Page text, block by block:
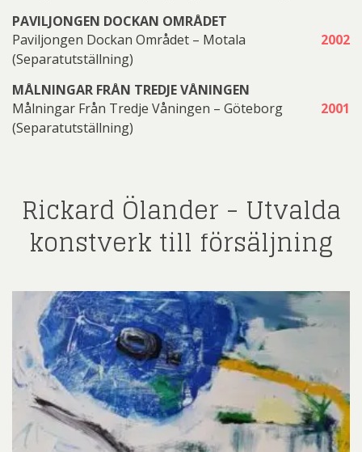
PAVILJONGEN DOCKAN OMRÅDET
Paviljongen Dockan Området – Motala
(Separatutställning)
2002
MÅLNINGAR FRÅN TREDJE VÅNINGEN
Målningar Från Tredje Våningen – Göteborg
(Separatutställning)
2001
Rickard Ölander - Utvalda
konstverk till försäljning